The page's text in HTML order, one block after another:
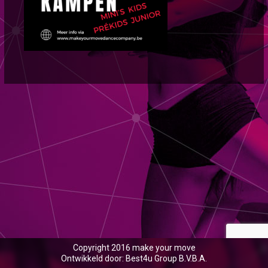
Copyright 2016 make your move
Ontwikkeld door: Best4u Group B.V.B.A.